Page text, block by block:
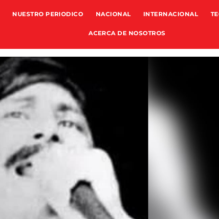
NUESTRO PERIODICO NACIONAL INTERNACIONAL
ACERCA DE NOSOTROS